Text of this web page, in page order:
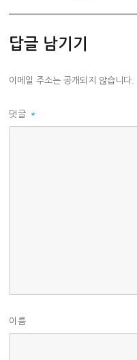
답글 남기기
이메일 주소는 공개되지 않습니다.
댓글 *
이름